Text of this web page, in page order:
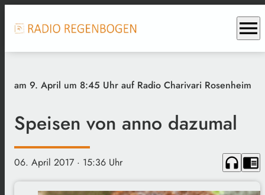
menu
am 9. April um 8:45 Uhr auf Radio Charivari Rosenheim
Speisen von anno dazumal
06. April 2017 · 15:36 Uhr headphones chrome_reader_mode